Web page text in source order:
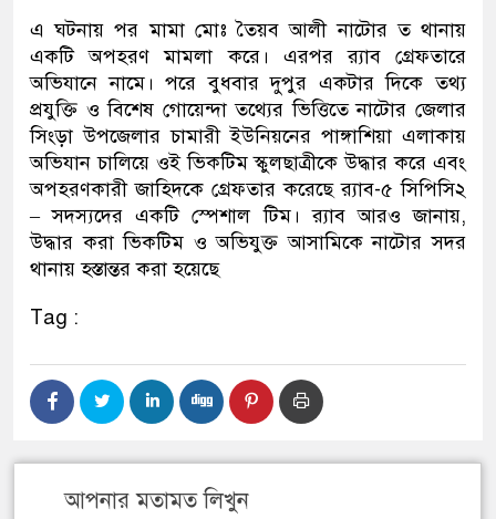
এ ঘটনায় পর মামা মোঃ তৈয়ব আলী নাটোর ত থানায়
একটি অপহরণ মামলা করে। এরপর র‌্যাব গ্রেফতারে
অভিযানে নামে। পরে বুধবার দুপুর একটার দিকে তথ্য
প্রযুক্তি ও বিশেষ গোয়েন্দা তথ্যের ভিত্তিতে নাটোর জেলার
সিংড়া উপজেলার চামারী ইউনিয়নের পাঙ্গাশিয়া এলাকায়
অভিযান চালিয়ে ওই ভিকটিম স্কুলছাত্রীকে উদ্ধার করে এবং
অপহরণকারী জাহিদকে গ্রেফতার করেছে র‌্যাব-৫ সিপিসি২
– সদস্যদের একটি স্পেশাল টিম। র‌্যাব আরও জানায়,
উদ্ধার করা ভিকটিম ও অভিযুক্ত আসামিকে নাটোর সদর
থানায় হস্তান্তর করা হয়েছে
Tag :
আপনার মতামত লিখুন